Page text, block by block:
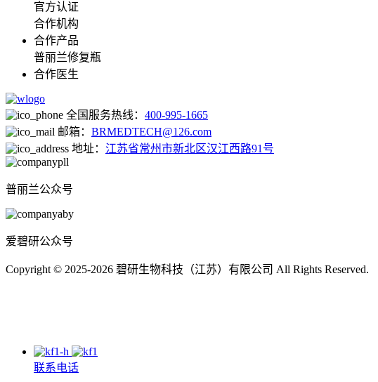
官方认证
合作机构
合作产品
普丽兰修复瓶
合作医生
全国服务热线： 400-995-1665
邮箱： BRMEDTECH@126.com
地址： 江苏省常州市新北区汉江西路91号
普丽兰公众号
爱碧研公众号
Copyright © 2025-2026 碧研生物科技（江苏）有限公司 All Rights Reserved.
联系电话